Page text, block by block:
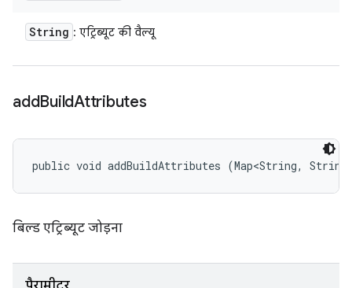
String : एट्रिब्यूट की वैल्यू
addBuildAttributes
public void addBuildAttributes (Map<String,
बिल्ड एट्रिब्यूट जोड़ना